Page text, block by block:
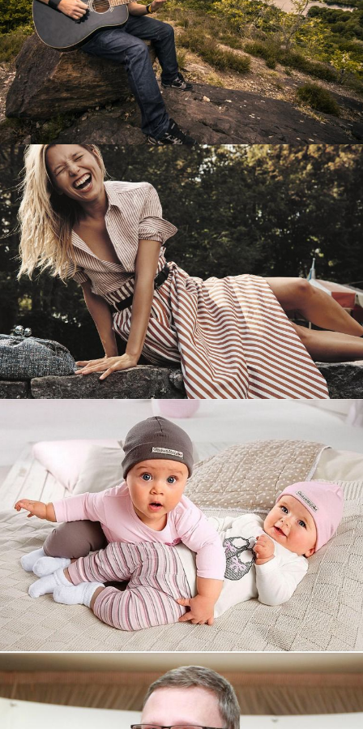
Перевод интернет-магазина
Guitaramania.ru на 1С-Битрикс
Смотреть проект
Имиджевый сайт для сети магазинов
Soho Project
Смотреть проект
Увеличили выручку интернет-
магазину topdatop.ru на 25%!
Смотреть проект